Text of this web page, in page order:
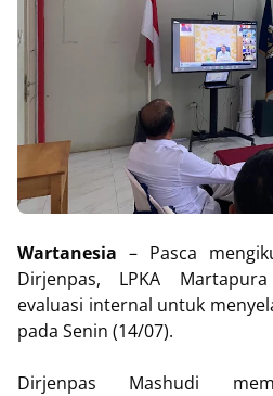
Wartanesia – Pasca
Dirjenpas, LPKA
evaluasi internal untuk
pada Senin (14/07).
Dirjenpas Mashudi